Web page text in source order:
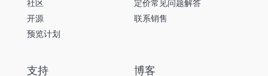
社区
开源
预览计划
定价常见问题解答
联系销售
支持 博客